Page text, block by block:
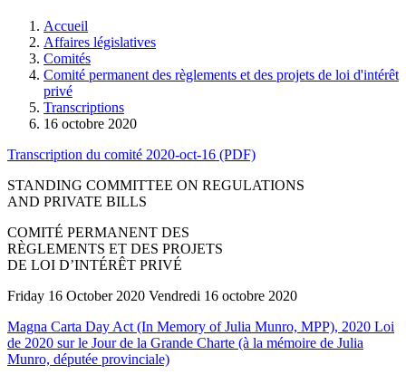
législative.
Accueil
Affaires législatives
Comités
Comité permanent des règlements et des projets de loi d'intérêt
privé
Transcriptions
16 octobre 2020
Transcription du comité 2020-oct-16 (PDF)
STANDING COMMITTEE ON REGULATIONS
AND PRIVATE BILLS
COMITÉ PERMANENT DES
RÈGLEMENTS ET DES PROJETS
DE LOI D’INTÉRÊT PRIVÉ
Friday 16 October 2020 Vendredi 16 octobre 2020
Magna Carta Day Act (In Memory of Julia Munro, MPP), 2020 Loi
de 2020 sur le Jour de la Grande Charte (à la mémoire de Julia
Munro, députée provinciale)